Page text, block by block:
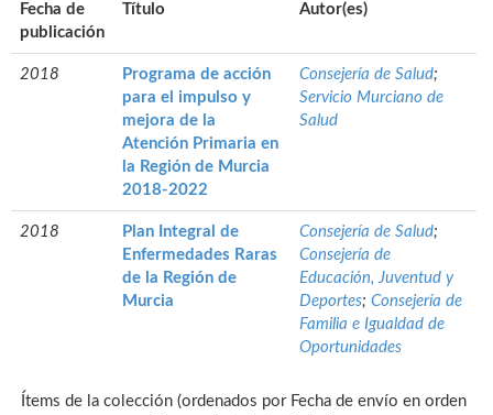
Fecha de
publicación
Título Autor(es)
2018
Programa de acción
para el impulso y
mejora de la
Atención Primaria en
la Región de Murcia
2018-2022
Consejería de Salud;
Servicio Murciano de
Salud
2018
Plan Integral de
Enfermedades Raras
de la Región de
Murcia
Consejería de Salud;
Consejería de
Educación, Juventud y
Deportes; Consejería de
Familia e Igualdad de
Oportunidades
Ítems de la colección (ordenados por Fecha de envío en orden